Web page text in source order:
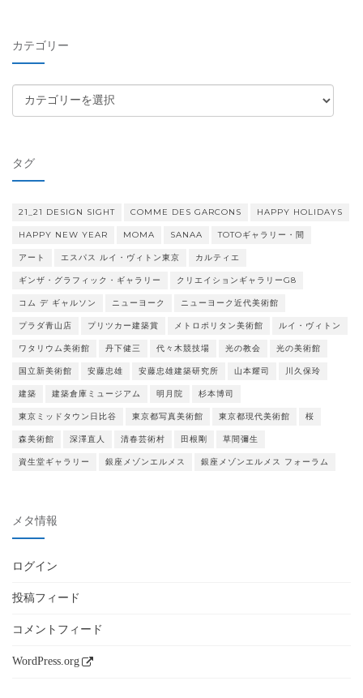
ブ
カテゴリー
テ
ー
タグ
21_21 DESIGN SIGHT COMME DES GARCONS HAPPY HOLIDAYS
HAPPY NEW YEAR MOMA SANAA TOTOギャラリー・間
アート エスパス ルイ・ヴィトン東京 カルティエ
ギンザ・グラフィック・ギャラリー クリエイションギャラリーG8
コム デ ギャルソン ニューヨーク ニューヨーク近代美術館
プラダ青山店 プリツカー建築賞 メトロポリタン美術館 ルイ・ヴィトン
ワタリウム美術館 丹下健三 代々木競技場 光の教会 光の美術館
国立新美術館 安藤忠雄 安藤忠雄建築研究所 山本耀司 川久保玲
建築 建築倉庫ミュージアム 明月院 杉本博司
東京ミッドタウン日比谷 東京都写真美術館 東京都現代美術館 桜
森美術館 深澤直人 清春芸術村 田根剛 草間彌生
資生堂ギャラリー 銀座メゾンエルメス 銀座メゾンエルメス フォーラム
メタ情報
ログイン
投稿フィード
コメントフィード
WordPress.org